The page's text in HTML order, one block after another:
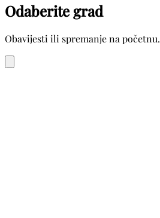
Odaberite grad
Obavijesti ili spremanje na početnu.